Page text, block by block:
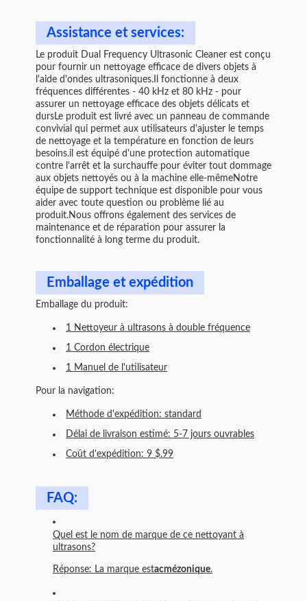
Assistance et services:
Le produit Dual Frequency Ultrasonic Cleaner est conçu
pour fournir un nettoyage efficace de divers objets à
l'aide d'ondes ultrasoniques.Il fonctionne à deux
fréquences différentes - 40 kHz et 80 kHz - pour
assurer un nettoyage efficace des objets délicats et
dursLe produit est livré avec un panneau de commande
convivial qui permet aux utilisateurs d'ajuster le temps
de nettoyage et la température en fonction de leurs
besoins.il est équipé d'une protection automatique
contre l'arrêt et la surchauffe pour éviter tout dommage
aux objets nettoyés ou à la machine elle-mêmeNotre
équipe de support technique est disponible pour vous
aider avec toute question ou problème lié au
produit.Nous offrons également des services de
maintenance et de réparation pour assurer la
fonctionnalité à long terme du produit.
Emballage et expédition
Emballage du produit:
1 Nettoyeur à ultrasons à double fréquence
1 Cordon électrique
1 Manuel de l'utilisateur
Pour la navigation:
Méthode d'expédition: standard
Délai de livraison estimé: 5-7 jours ouvrables
Coût d'expédition: 9 $.99
FAQ:
Quel est le nom de marque de ce nettoyant à
ultrasons?
Réponse: La marque estacmézonique.